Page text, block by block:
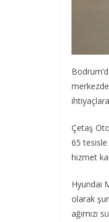
Çetaş
65 tesisle
hizmet
Hyundai
olarak
ağımızı